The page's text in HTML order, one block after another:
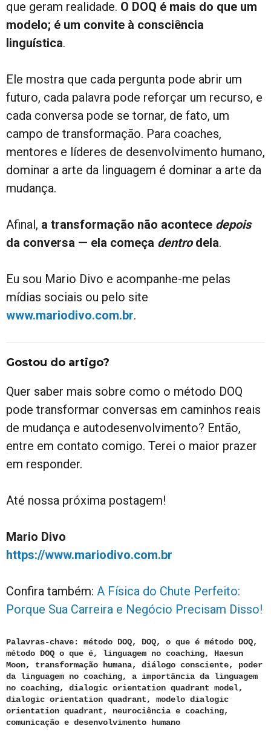
que geram realidade. O DOQ é mais do que um
modelo; é um convite à consciência
linguística.
Ele mostra que cada pergunta pode abrir um
futuro, cada palavra pode reforçar um recurso, e
cada conversa pode se tornar, de fato, um
campo de transformação. Para coaches,
mentores e líderes de desenvolvimento humano,
dominar a arte da linguagem é dominar a arte da
mudança.
Afinal, a transformação não acontece depois
da conversa — ela começa dentrodela.
Eu sou Mario Divo e acompanhe-me pelas
mídias sociais ou pelo site
www.mariodivo.com.br.
Gostou do artigo?
Quer saber mais sobre como o método DOQ
pode transformar conversas em caminhos reais
de mudança e autodesenvolvimento? Então,
entre em contato comigo. Terei o maior prazer
em responder.
Até nossa próxima postagem!
Mario Divo
https://www.mariodivo.com.br
Confira também: A Física do Chute Perfeito:
Porque Sua Carreira e Negócio Precisam Disso!
Palavras-chave: método DOQ, DOQ, o que é método DOQ,
método DOQ o que é, linguagem no coaching, Haesun
Moon, transformação humana, diálogo consciente, poder
da linguagem no coaching, a importância da linguagem
no coaching, dialogic orientation quadrant model,
dialogic orientation quadrant, modelo dialogic
orientation quadrant, neurociência e coaching,
comunicação e desenvolvimento humano